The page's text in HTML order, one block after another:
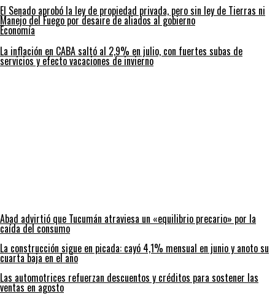
El Senado aprobó la ley de propiedad privada, pero sin ley de Tierras ni
Manejo del Fuego por desaire de aliados al gobierno
Economía
La inflación en CABA saltó al 2,9% en julio, con fuertes subas de
servicios y efecto vacaciones de invierno
Abad advirtió que Tucumán atraviesa un «equilibrio precario» por la
caída del consumo
La construcción sigue en picada: cayó 4,1% mensual en junio y anoto su
cuarta baja en el año
Las automotrices refuerzan descuentos y créditos para sostener las
ventas en agosto